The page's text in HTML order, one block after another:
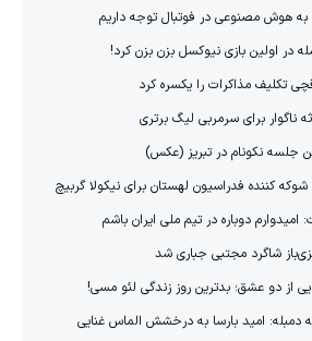
به هوش مصنوعی در فوتبال توجه داریم
در اولین بازی نیوکسل بزن بزن کرد!
تکلیف مذاکرات را یکسره کرد
ناگوار برای سرمربی لیگ برتری
جلسه نکونام در تبریز (عکس)
کننده فدراسیون لهستان برای نیکولا گربیچ
امیدوارم دوباره در تیم ملی ایران باشم
شاگرد مجتبی جباری شد
از دو عشق؛ بدترین روز زندگی لئو مسی!
دمبله: امید بارسا به درخشش الماس غنایی